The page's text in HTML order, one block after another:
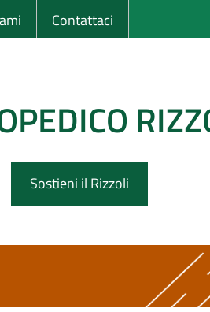
Contattaci
Sostieni il Rizzoli